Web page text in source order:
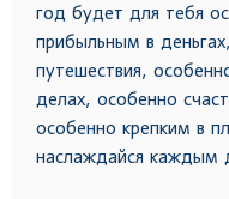
год будет для тебя
прибыльным в
путешествия,
делах, особенно
особенно крепким в
наслаждайся каждым